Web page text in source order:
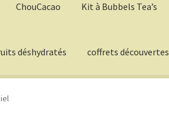
ChouCacao Kit à Bubbels Tea’s
déshydratés coffrets découvertes